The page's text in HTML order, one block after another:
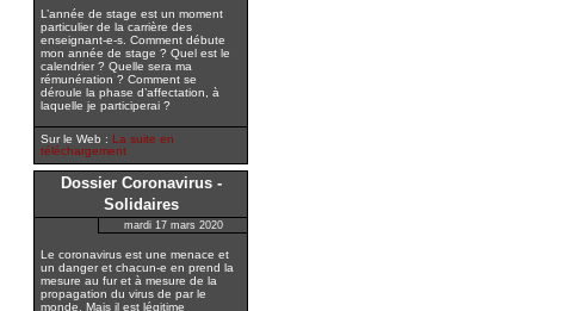
L’année de stage est un moment
particulier de la carrière des
enseignant-e-s. Comment débute
mon année de stage ? Quel est le
calendrier ? Quelle sera ma
rémunération ? Comment se
déroule la phase d’affectation, à
laquelle je participerai ?
Sur le Web : La suite en
téléchargement
Dossier Coronavirus -
Solidaires
mardi 17 mars 2020
Le coronavirus est une menace et
un danger et chacun-e en prend la
mesure au fur et à mesure de la
propagation du virus de par le
monde. Mais il est légitime